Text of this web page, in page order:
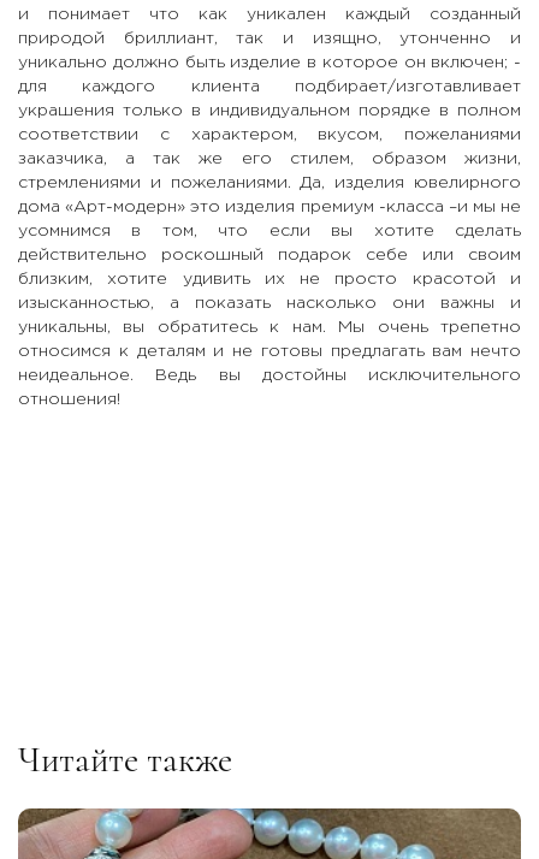
и понимает что как уникален каждый созданный
природой бриллиант, так и изящно, утонченно и
уникально должно быть изделие в которое он включен; -
для каждого клиента подбирает/изготавливает
украшения только в индивидуальном порядке в полном
соответствии с характером, вкусом, пожеланиями
заказчика, а так же его стилем, образом жизни,
стремлениями и пожеланиями. Да, изделия ювелирного
дома «Арт-модерн» это изделия премиум -класса –и мы не
усомнимся в том, что если вы хотите сделать
действительно роскошный подарок себе или своим
близким, хотите удивить их не просто красотой и
изысканностью, а показать насколько они важны и
уникальны, вы обратитесь к нам. Мы очень трепетно
относимся к деталям и не готовы предлагать вам нечто
неидеальное. Ведь вы достойны исключительного
отношения!
Читайте также